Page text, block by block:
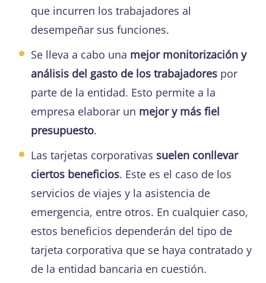
que incurren los trabajadores al
desempeñar sus funciones.
Se lleva a cabo una mejor monitorización y
análisis del gasto de los trabajadores por
parte de la entidad. Esto permite a la
empresa elaborar un mejor y más fiel
presupuesto.
Las tarjetas corporativas suelen conllevar
ciertos beneficios. Este es el caso de los
servicios de viajes y la asistencia de
emergencia, entre otros. En cualquier caso,
estos beneficios dependerán del tipo de
tarjeta corporativa que se haya contratado y
de la entidad bancaria en cuestión.